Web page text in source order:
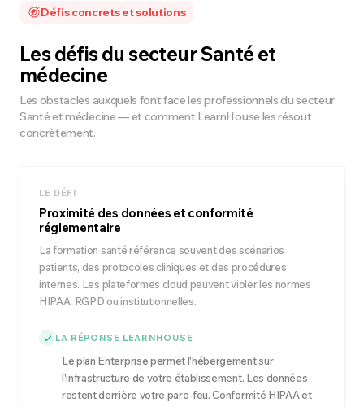
Défis concrets et solutions
Les défis du secteur Santé et
médecine
Les obstacles auxquels font face les professionnels du secteur
Santé et médecine — et comment LearnHouse les résout
concrètement.
LE DÉFI
Proximité des données et conformité
réglementaire
La formation santé référence souvent des scénarios
patients, des protocoles cliniques et des procédures
internes. Les plateformes cloud peuvent violer les normes
HIPAA, RGPD ou institutionnelles.
LA RÉPONSE LEARNHOUSE
Le plan Enterprise permet l'hébergement sur
l'infrastructure de votre établissement. Les données
restent derrière votre pare-feu. Conformité HIPAA et